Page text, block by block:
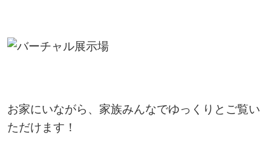
お家にいながら、家族みんなでゆっくりとご覧い
ただけます！